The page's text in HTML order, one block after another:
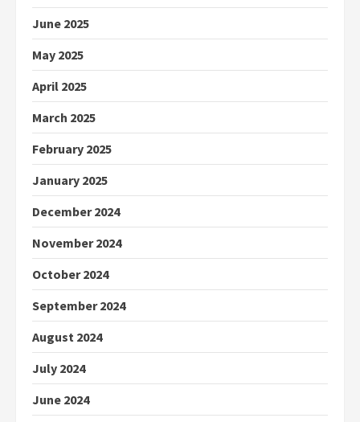
June 2025
May 2025
April 2025
March 2025
February 2025
January 2025
December 2024
November 2024
October 2024
September 2024
August 2024
July 2024
June 2024